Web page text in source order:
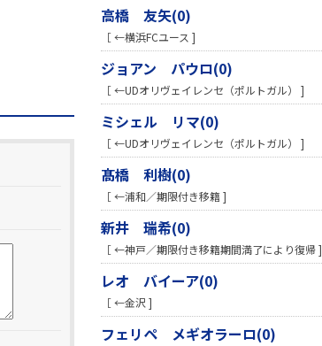
高橋 友矢(0)
［ ←横浜FCユース ]
ジョアン パウロ(0)
［ ←UDオリヴェイレンセ（ポルトガル） ]
ミシェル リマ(0)
［ ←UDオリヴェイレンセ（ポルトガル） ]
髙橋 利樹(0)
［ ←浦和／期限付き移籍 ]
新井 瑞希(0)
［ ←神戸／期限付き移籍期間満了により復帰 ]
レオ バイーア(0)
［ ←金沢 ]
フェリペ メギオラーロ(0)